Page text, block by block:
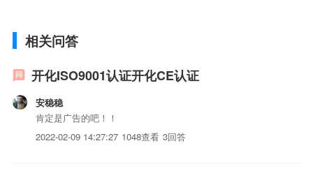
相关问答
开化ISO9001认证开化CE认证
安稳稳
肯定是广告的吧！！
2022-02-09 14:27:27 1048查看 3回答